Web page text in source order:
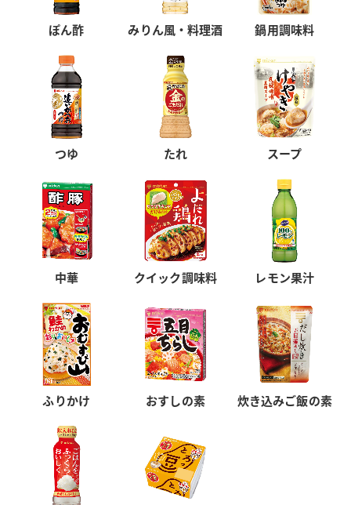
ぽん酢 みりん風・料理酒 鍋用調味料
つゆ たれ スープ
中華 クイック調味料 レモン果汁
ふりかけ おすしの素 炊き込みご飯の素